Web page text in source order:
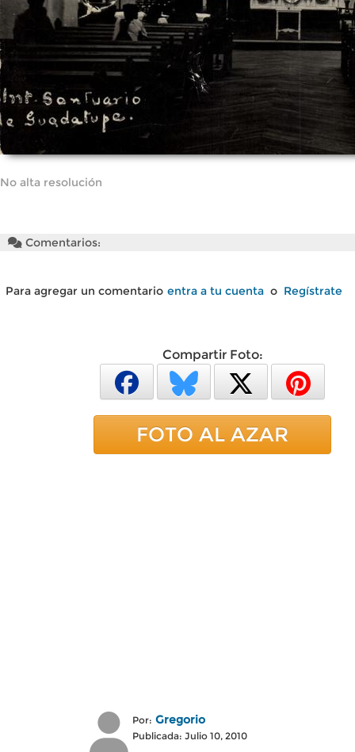
No alta resolución
Comentarios:
Para agregar un comentario entra a tu cuenta o Regístrate
Compartir Foto:
FOTO AL AZAR
Por: Gregorio
Publicada: Julio 10, 2010